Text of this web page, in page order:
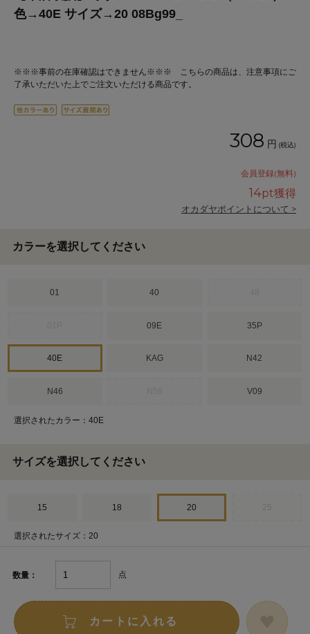
色→40E サイズ→20 08Bg99_
※※※事前の在庫確認はできません※※※ こちらの商品は、注意事項にご
了承いただいた上でご注文いただける商品です。
308 円 (税込)
会員登録(無料)
14pt獲得
オカダヤポイントについて >
カラーを選択してください
01 40
09E 35P
40E KAG N42
N46 V09
選択されたカラー：40E
サイズを選択してください
15 18 20
選択されたサイズ：20
数量： 点
カートに入れる